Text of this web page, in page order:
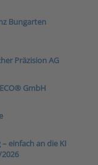
Bungarten
Präzision AG
GmbH
einfach an die KI